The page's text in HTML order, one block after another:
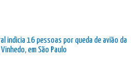
indicia 16 pessoas por queda de avião da
em São Paulo